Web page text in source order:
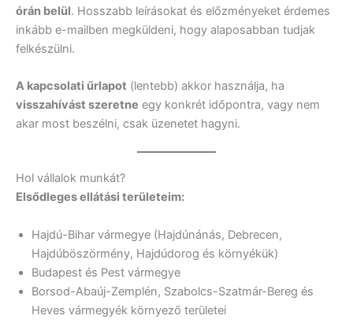
órán belül. Hosszabb leírásokat és előzményeket érdemes
inkább e-mailben megküldeni, hogy alaposabban tudjak
felkészülni.
A kapcsolati űrlapot (lentebb) akkor használja, ha
visszahívást szeretne egy konkrét időpontra, vagy nem
akar most beszélni, csak üzenetet hagyni.
Hol vállalok munkát?
Elsődleges ellátási területeim:
Hajdú-Bihar vármegye (Hajdúnánás, Debrecen,
Hajdúböszörmény, Hajdúdorog és környékük)
Budapest és Pest vármegye
Borsod-Abaúj-Zemplén, Szabolcs-Szatmár-Bereg és
Heves vármegyék környező területei